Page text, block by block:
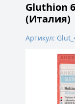
Gluthion
(Италия)
Артикул: